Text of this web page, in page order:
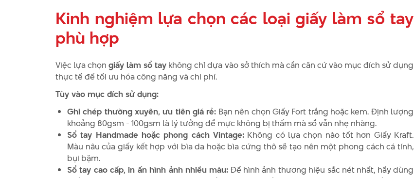
Kinh nghiệm lựa chọn các loại giấy làm sổ tay
phù hợp
Việc lựa chọngiấy làm sổ tay không chỉ dựa vào sở thích mà cần căn cứ vào mục đích sử dụng
thực tế để tối ưu hóa công năng và chi phí.
Tùy vào mục đích sử dụng:
Ghi chép thường xuyên, ưu tiên giá rẻ: Bạn nên chọn Giấy Fort trắng hoặc kem. Định lượng
khoảng 80gsm - 100gsm là lý tưởng để mực không bị thấm mà sổ vẫn nhẹ nhàng.
Sổ tay Handmade hoặc phong cách Vintage: Không có lựa chọn nào tốt hơn Giấy Kraft.
Màu nâu của giấy kết hợp với bìa da hoặc bìa cứng thô sẽ tạo nên một phong cách cá tính,
bụi bặm.
Sổ tay cao cấp, in ấn hình ảnh nhiều màu: Để hình ảnh thương hiệu sắc nét nhất, hãy dùng